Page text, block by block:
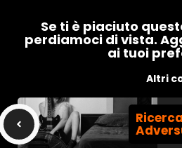
Se ti è piaciuto
perdiamoci di vista.
ai tuoi
Altri